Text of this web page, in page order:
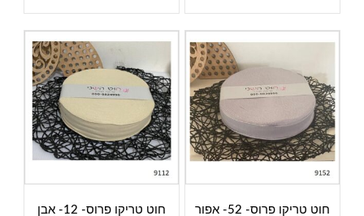
חוט טריקו פרוס- 52- אפור
חוט טריקו פרוס- 12- אבן